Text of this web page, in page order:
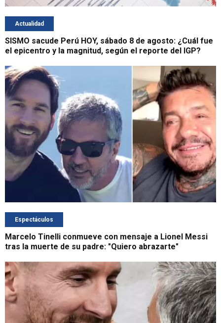
Actualidad
SISMO sacude Perú HOY, sábado 8 de agosto: ¿Cuál fue
el epicentro y la magnitud, según el reporte del IGP?
Espectáculos
Marcelo Tinelli conmueve con mensaje a Lionel Messi
tras la muerte de su padre: "Quiero abrazarte"